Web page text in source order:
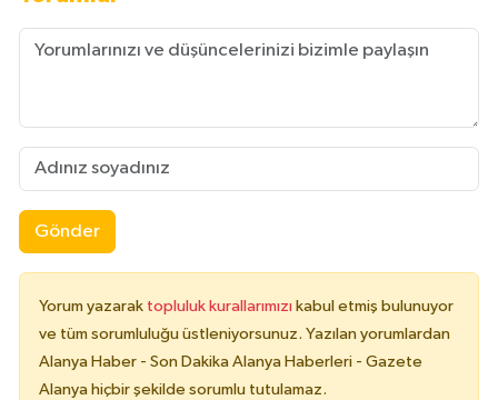
Gönder
Yorum yazarak topluluk kurallarımızı kabul etmiş bulunuyor
ve tüm sorumluluğu üstleniyorsunuz. Yazılan yorumlardan
Alanya Haber - Son Dakika Alanya Haberleri - Gazete
Alanya hiçbir şekilde sorumlu tutulamaz.